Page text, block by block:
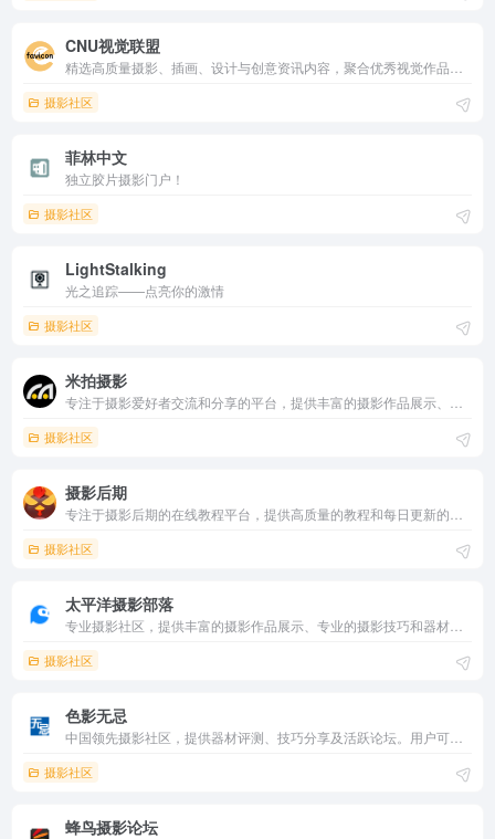
CNU视觉联盟
摄影社区
菲林中文
独立胶片摄影门户！
摄影社区
LightStalking
光之追踪——点亮你的激情
摄影社区
米拍摄影
摄影社区
摄影后期
摄影社区
太平洋摄影部落
摄影社区
色影无忌
摄影社区
蜂鸟摄影论坛